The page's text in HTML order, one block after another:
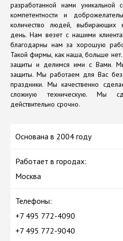
разработанной нами уникальной
компетентности и
количество людей, выбирающих
день. Нам везет с нашими
благодарны нам за хорошую
Такой фирмы, как наша, больше
защиты и делимся ими с Вами.
защиты. Мы работаем для Вас
праздники. Мы качественно
сложную техническую. Мы
действительно срочно.
Основана в 2004 году
Работает в городах:
Москва
Телефоны:
+7 495 772-4090
+7 495 772-9040